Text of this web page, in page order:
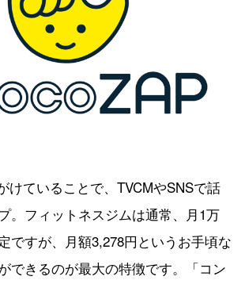
けていることで、TVCMやSNSで話
。フィットネスジムは通常、月1万
ですが、月額3,278円というお手頃な
できるのが最大の特徴です。「コン